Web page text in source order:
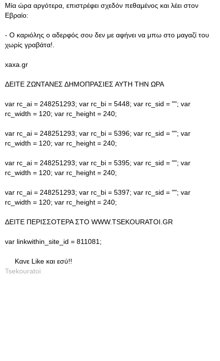
Μία ώρα αργότερα, επιστρέφει σχεδόν πεθαμένος και λέει στον
Εβραίο:
- Ο καριόλης ο αδερφός σου δεν με αφήνει να μπω στο μαγαζί του
χωρίς γραβάτα!.
xaxa.gr
ΔΕΙΤΕ ΖΩΝΤΑΝΕΣ ΔΗΜΟΠΡΑΣΙΕΣ ΑΥΤΗ ΤΗΝ ΩΡΑ
var rc_ai = 248251293; var rc_bi = 5448; var rc_sid = ""; var
rc_width = 120; var rc_height = 240;
var rc_ai = 248251293; var rc_bi = 5396; var rc_sid = ""; var
rc_width = 120; var rc_height = 240;
var rc_ai = 248251293; var rc_bi = 5395; var rc_sid = ""; var
rc_width = 120; var rc_height = 240;
var rc_ai = 248251293; var rc_bi = 5397; var rc_sid = ""; var
rc_width = 120; var rc_height = 240;
ΔΕΙΤΕ ΠΕΡΙΣΣΟΤΕΡΑ ΣΤΟ WWW.TSEKOURATOI.GR
var linkwithin_site_id = 811081;
Κανε Like και εσύ!!
Tsekouratoi